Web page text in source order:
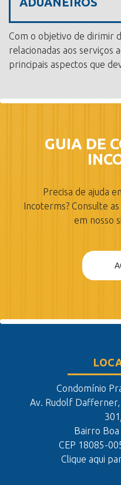
Com o objetivo de dirimir
relacionadas aos serviços
principais aspectos que
GUIA DE
Precisa de ajuda
Incoterms? Consulte
em nosso
Condomínio
Av. Rudolf Dafferner,
Bairro Boa
CEP 18085-
Clique aqui